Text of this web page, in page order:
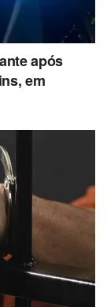
após
em